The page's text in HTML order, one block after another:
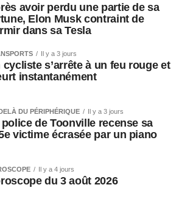
avoir perdu une partie de sa
Elon Musk contraint de
dans sa Tesla
Il y a 3 jours
cycliste s’arrête à un feu rouge et
instantanément
DU PÉRIPHÉRIQUE Il y a 3 jours
police de Toonville recense sa
victime écrasée par un piano
Il y a 4 jours
du 3 août 2026